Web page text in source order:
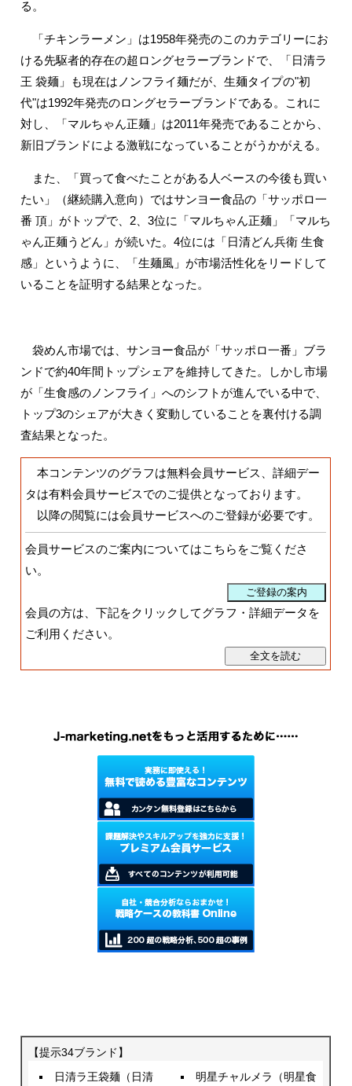
る。
「チキンラーメン」は1958年発売のこのカテゴリーにお
ける先駆者的存在の超ロングセラーブランドで、「日清ラ
王 袋麺」も現在はノンフライ麺だが、生麺タイプの"初
代"は1992年発売のロングセラーブランドである。これに
対し、「マルちゃん正麺」は2011年発売であることから、
新旧ブランドによる激戦になっていることがうかがえる。
また、「買って食べたことがある人ベースの今後も買い
たい」（継続購入意向）ではサンヨー食品の「サッポロ一
番 頂」がトップで、2、3位に「マルちゃん正麺」「マルち
ゃん正麺うどん」が続いた。4位には「日清どん兵衛 生食
感」というように、「生麺風」が市場活性化をリードして
いることを証明する結果となった。
袋めん市場では、サンヨー食品が「サッポロ一番」ブラ
ンドで約40年間トップシェアを維持してきた。しかし市場
が「生食感のノンフライ」へのシフトが進んでいる中で、
トップ3のシェアが大きく変動していることを裏付ける調
査結果となった。
本コンテンツのグラフは無料会員サービス、詳細デー
タは有料会員サービスでのご提供となっております。
以降の閲覧には会員サービスへのご登録が必要です。
会員サービスのご案内についてはこちらをご覧くださ
い。
会員の方は、下記をクリックしてグラフ・詳細データを
ご利用ください。
【提示34ブランド】
日清ラ王袋麺（日清
明星チャルメラ（明星食